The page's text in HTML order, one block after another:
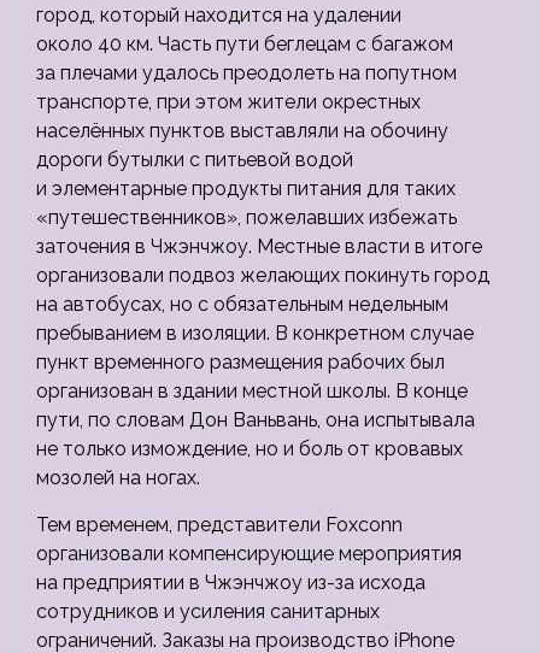
город, который находится на удалении
около 40 км. Часть пути беглецам с багажом
за плечами удалось преодолеть на попутном
транспорте, при этом жители окрестных
населённых пунктов выставляли на обочину
дороги бутылки с питьевой водой
и элементарные продукты питания для таких
«путешественников», пожелавших избежать
заточения в Чжэнчжоу. Местные власти в итоге
организовали подвоз желающих покинуть город
на автобусах, но с обязательным недельным
пребыванием в изоляции. В конкретном случае
пункт временного размещения рабочих был
организован в здании местной школы. В конце
пути, по словам Дон Ваньвань, она испытывала
не только измождение, но и боль от кровавых
мозолей на ногах.
Тем временем, представители Foxconn
организовали компенсирующие мероприятия
на предприятии в Чжэнчжоу из-за исхода
сотрудников и усиления санитарных
ограничений. Заказы на производство iPhone